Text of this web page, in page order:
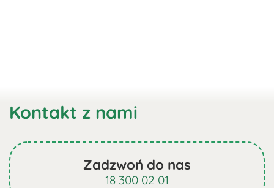
Kontakt z nami
Zadzwoń do nas
18 300 02 01